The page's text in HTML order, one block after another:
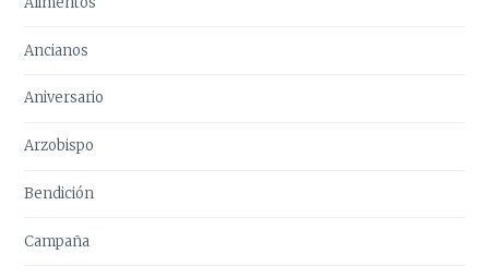
Ancianos
Aniversario
Arzobispo
Bendición
Campaña